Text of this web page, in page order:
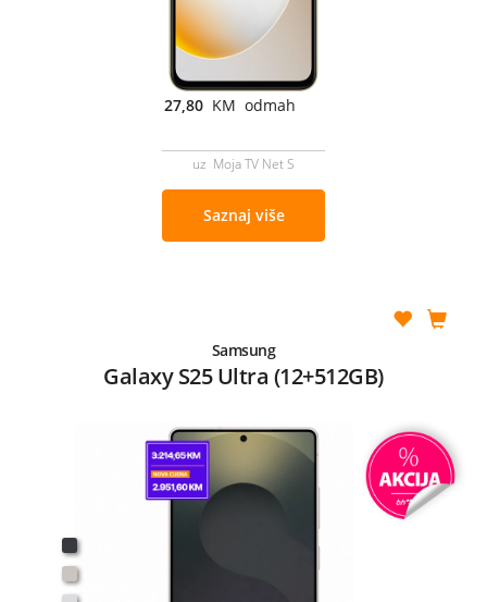
27,80 KM odmah
uz Moja TV Net S
Saznaj više
Samsung
Galaxy S25 Ultra (12+512GB)